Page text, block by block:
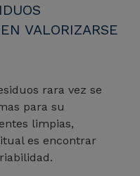
VALORIZARSE
rara vez se
para su
limpias,
es encontrar